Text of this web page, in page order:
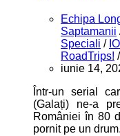
Echipa
Saptamanii
Speciali /
RoadTrips! /
iunie 14,
Într-un serial
(Galați) ne-a
României în 80
pornit pe un